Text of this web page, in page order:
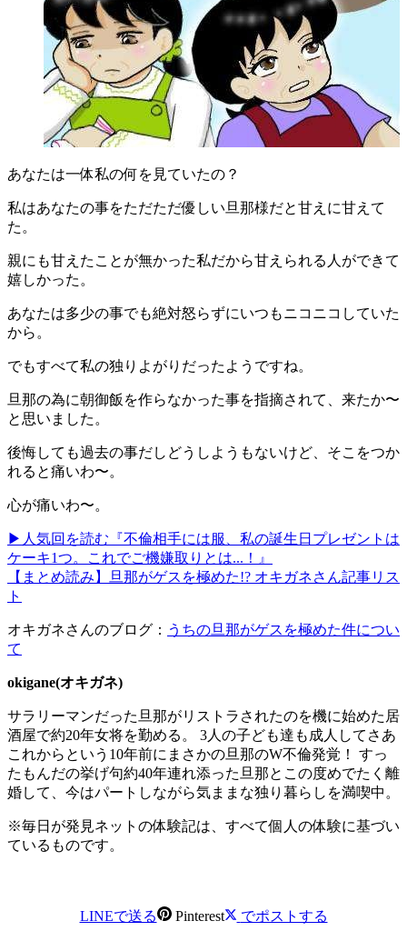
あなたは一体私の何を見ていたの？
私はあなたの事をただただ優しい旦那様だと甘えに甘えて
た。
親にも甘えたことが無かった私だから甘えられる人ができて
嬉しかった。
あなたは多少の事でも絶対怒らずにいつもニコニコしていた
から。
でもすべて私の独りよがりだったようですね。
旦那の為に朝御飯を作らなかった事を指摘されて、来たか〜
と思いました。
後悔しても過去の事だしどうしようもないけど、そこをつか
れると痛いわ〜。
心が痛いわ〜。
▶人気回を読む『不倫相手には服、私の誕生日プレゼントは
ケーキ1つ。これでご機嫌取りとは...！』
【まとめ読み】旦那がゲスを極めた!? オキガネさん記事リス
ト
オキガネさんのブログ： うちの旦那がゲスを極めた件につい
て
okigane(オキガネ)
​サラリーマンだった旦那がリストラされたのを機に始めた居
酒屋で約20年女将を勤める。 3人の子ども達も成人してさあ
これからという10年前にまさかの旦那のW不倫発覚！ すっ
たもんだの挙げ句約40年連れ添った旦那とこの度めでたく離
婚して、今はパートしながら気ままな独り暮らしを満喫中。
※毎日が発見ネットの体験記は、すべて個人の体験に基づい
ているものです。
LINEで送る Pinterest でポストする